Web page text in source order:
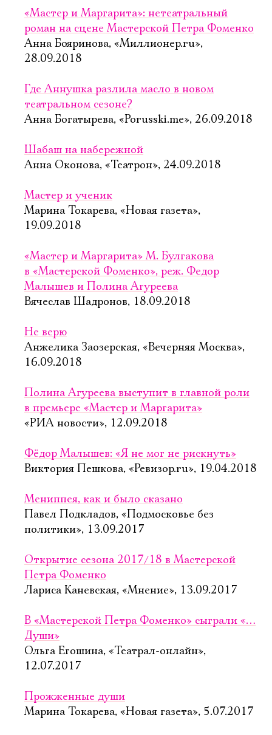
«Мастер и Маргарита»: нетеатральный
роман на сцене Мастерской Петра Фоменко
Анна Бояринова, «Миллионер.ru»,
28.09.2018
Где Аннушка разлила масло в новом
театральном сезоне?
Анна Богатырева, «Porusski.me», 26.09.2018
Шабаш на набережной
Анна Оконова, «Театрон», 24.09.2018
Мастер и ученик
Марина Токарева, «Новая газета»,
19.09.2018
«Мастер и Маргарита» М. Булгакова
в «Мастерской Фоменко», реж. Федор
Малышев и Полина Агуреева
Вячеслав Шадронов, 18.09.2018
Не верю
Анжелика Заозерская, «Вечерняя Москва»,
16.09.2018
Полина Агуреева выступит в главной роли
в премьере «Мастер и Маргарита»
«РИА новости», 12.09.2018
Фёдор Малышев: «Я не мог не рискнуть»
Виктория Пешкова, «Ревизор.ru», 19.04.2018
Мениппея, как и было сказано
Павел Подкладов, «Подмосковье без
политики», 13.09.2017
Открытие сезона 2017/18 в Мастерской
Петра Фоменко
Лариса Каневская, «Мнение», 13.09.2017
В «Мастерской Петра Фоменко» сыграли «…
Души»
Ольга Егошина, «Театрал-онлайн»,
12.07.2017
Прожженные души
Марина Токарева, «Новая газета», 5.07.2017